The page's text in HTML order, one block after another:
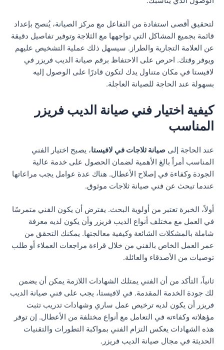
لتحقيق أقصى استفادة من التفاعل مع مركز الصيانة، يُنصح بإعداد
قائمة بجميع المشاكل التي تواجهها مع الثلاجة وتوفير تفاصيل دقيقة
عن العلامة التجارية والطراز. سيسهل ذلك عملية التشخيص عليهم
ويوفر وقتك. احرص على الاحتفاظ برقم صيانة الديب فريزر في
لافيستا في مكان متناول يدك لتكون قادرًا على الوصول إليه
بسهولة عند الحاجة للصيانة العاجلة.
كيفية اختيار فني صيانة الديب فريزر
المناسب
عند الحاجة إلى صيانة ثلاجات في لافيستا، يصبح اختيار الفني
المناسب أمراً بالغ الأهمية لضمان الحصول على خدمة عالية
الجودة وكفاءة في إصلاح الأعطال. هناك عدة عوامل يجب مراعاتها
عندما تبحث عن فني صيانة ثلاجات موثوق.
أولاً، الخبرة تعتبر من أولوية البحث. يفترض أن يكون الفني متمرسًا
في العمل مع مختلف أنواع الديب فريزر وأن يكون لديه معرفة
شاملة بالمشكلات الشائعة وكيفية معالجتها. يمكنك التحقق من
عمر العمل الخاص بالفني من خلال قراءة مراجعات العملاء أو طلب
توصيات من الأصدقاء والعائلة.
ثانياً، التأكد من أن الفني يمتلك الشهادات اللازمة يمكن أن يضمن
لك جودة الخدمة المقدمة. في لافيستا، يجب على فني صيانة الديب
فريزر أن يكون لديه ترخيص عمل ساري وشهادات تدريب تثبت
مؤهلاته وكفاءته في التعامل مع أنواع مختلفة من الأعطال. إن توفر
هذه الشهادات يعكس التزام الفني بمواكبة التطورات والتقنيات
الحديثة في مجال صيانة الديب فريزر.